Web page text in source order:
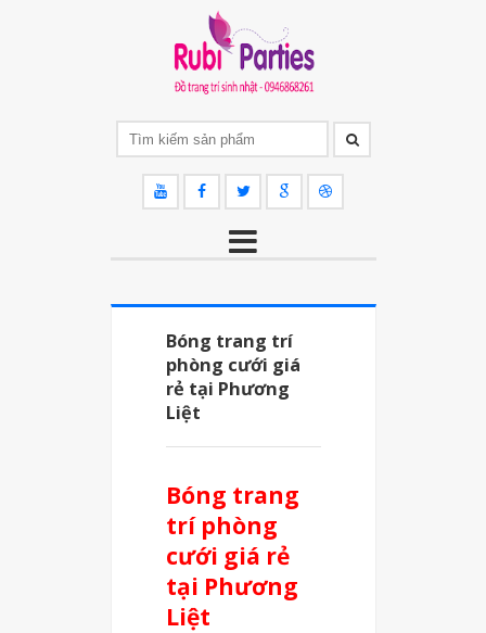
Bóng trang trí
phòng cưới giá
rẻ tại Phương
Liệt
Bóng trang
trí phòng
cưới giá rẻ
tại Phương
Liệt